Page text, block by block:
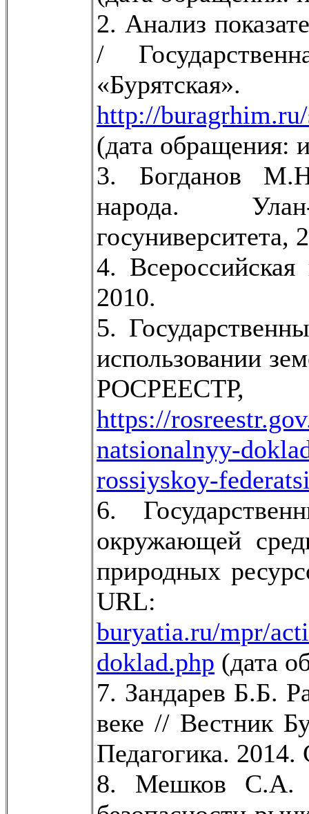
2. Анализ
/
http://
(дата обращения:
3. Богданов
народа.
госуниверситета,
4.
2010.
5.
использовании
https://
natsionalnyy-
rossiyskoy-
6.
окружающей
природных
buryatia.ru/mpr/
doklad.php (дата
7. Зандарев Б.Б.
веке // Вестник
Педагогика. 2014.
8. Мешков С.А.